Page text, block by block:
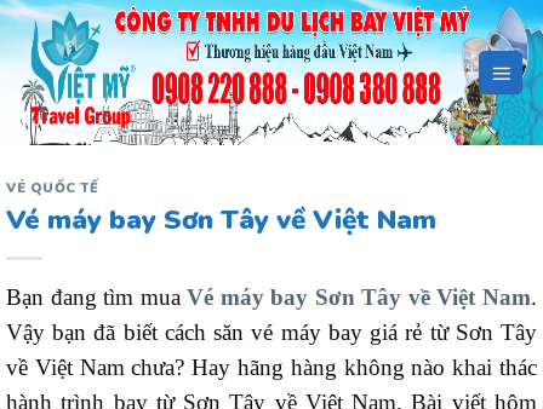
Bỏ
qua
dung
VÉ QUỐC TẾ
Vé máy bay Sơn Tây về Việt Nam
Bạn đang tìm muaVé máy bay Sơn Tây về Việt Nam.
Vậy bạn đã biết cách săn vé máy bay giá rẻ từ Sơn Tây
về Việt Nam chưa? Hay hãng hàng không nào khai thác
hành trình bay từ Sơn Tây về Việt Nam. Bài viết hôm